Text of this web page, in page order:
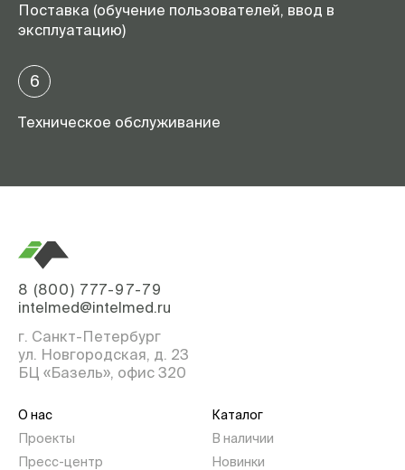
Поставка (обучение пользователей, ввод в
эксплуатацию)
6
Техническое обслуживание
8 (800) 777-97-79
intelmed@intelmed.ru
г. Санкт-Петербург
ул. Новгородская, д. 23
БЦ «Базель», офис 320
О нас
Проекты
Пресс-центр
Каталог
В наличии
Новинки